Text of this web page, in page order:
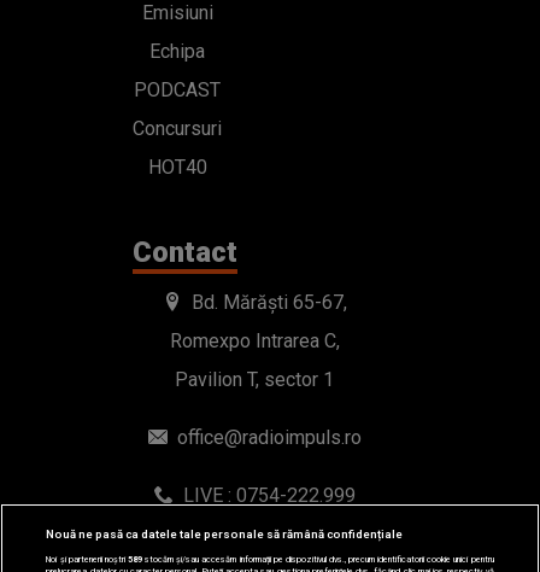
Emisiuni
Echipa
PODCAST
Concursuri
HOT40
Contact
Bd. Mărăști 65-67,
Romexpo Intrarea C,
Pavilion T, sector 1
office@radioimpuls.ro
LIVE : 0754-222.999
WhatsApp: 0754-222.999
Nouă ne pasă ca datele tale personale să rămână confidențiale
Noi și partenerii noștri589stocăm și/sau accesăm informații pe dispozitivul dvs., precum identificatorii cookie unici pentru